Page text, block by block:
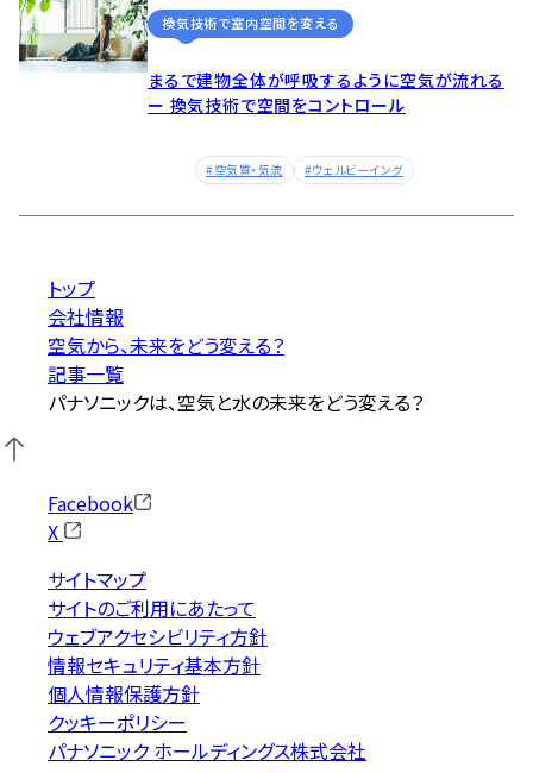
換気技術で室内空間を変える
まるで建物全体が呼吸するように空気が流れる
ー 換気技術で空間をコントロール
空気質・気流 ウェルビーイング
トップ
会社情報
空気から、未来をどう変える？
記事一覧
パナソニックは、空気と水の未来をどう変える？
Facebook
X
サイトマップ
サイトのご利用にあたって
ウェブアクセシビリティ方針
情報セキュリティ基本方針
個人情報保護方針
クッキーポリシー
パナソニック ホールディングス株式会社